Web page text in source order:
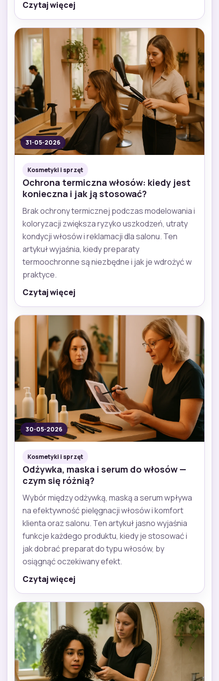
Czytaj więcej
31-05-2026
Kosmetyki i sprzęt
Ochrona termiczna włosów: kiedy jest
konieczna i jak ją stosować?
Brak ochrony termicznej podczas modelowania i
koloryzacji zwiększa ryzyko uszkodzeń, utraty
kondycji włosów i reklamacji dla salonu. Ten
artykuł wyjaśnia, kiedy preparaty
termoochronne są niezbędne i jak je wdrożyć w
praktyce.
Czytaj więcej
30-05-2026
Kosmetyki i sprzęt
Odżywka, maska i serum do włosów —
czym się różnią?
Wybór między odżywką, maską a serum wpływa
na efektywność pielęgnacji włosów i komfort
klienta oraz salonu. Ten artykuł jasno wyjaśnia
funkcje każdego produktu, kiedy je stosować i
jak dobrać preparat do typu włosów, by
osiągnąć oczekiwany efekt.
Czytaj więcej